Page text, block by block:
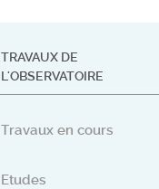
TRAVAUX DE
L'OBSERVATOIRE
Travaux en cours
Etudes